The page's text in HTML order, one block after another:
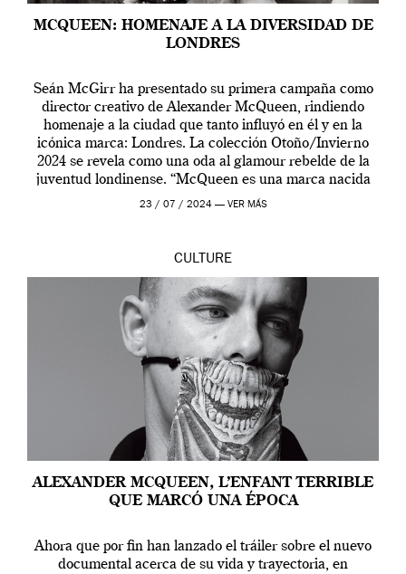
MCQUEEN: HOMENAJE A LA DIVERSIDAD DE
LONDRES
Seán McGirr ha presentado su primera campaña como
director creativo de Alexander McQueen, rindiendo
homenaje a la ciudad que tanto influyó en él y en la
icónica marca: Londres. La colección Otoño/Invierno
2024 se revela como una oda al glamour rebelde de la
juventud londinense. “McQueen es una marca nacida
en Londres y siempre ha […]
23 / 07 / 2024 — VER MÁS
CULTURE
ALEXANDER MCQUEEN, L’ENFANT TERRIBLE
QUE MARCÓ UNA ÉPOCA
Ahora que por fin han lanzado el tráiler sobre el nuevo
documental acerca de su vida y trayectoria, en